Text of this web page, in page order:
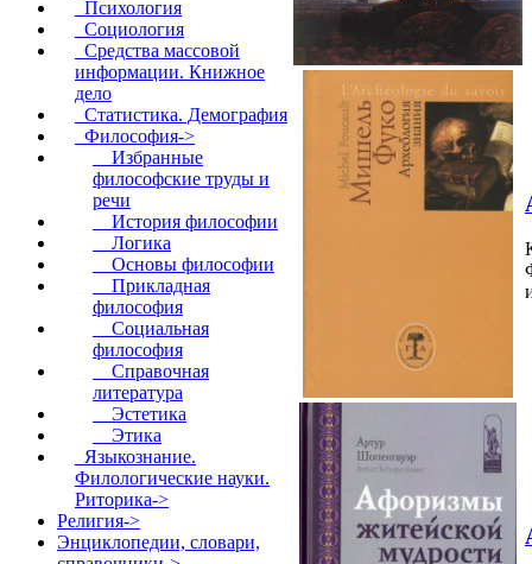
Психология
Социология
Средства массовой
информации. Книжное
дело
Статистика. Демография
Философия->
Избранные
философские труды и
речи
История философии
Логика
Основы философии
Прикладная
философия
Социальная
философия
Справочная
литература
Эстетика
Этика
Языкознание.
Филологические науки.
Риторика->
Религия->
Энциклопедии, словари,